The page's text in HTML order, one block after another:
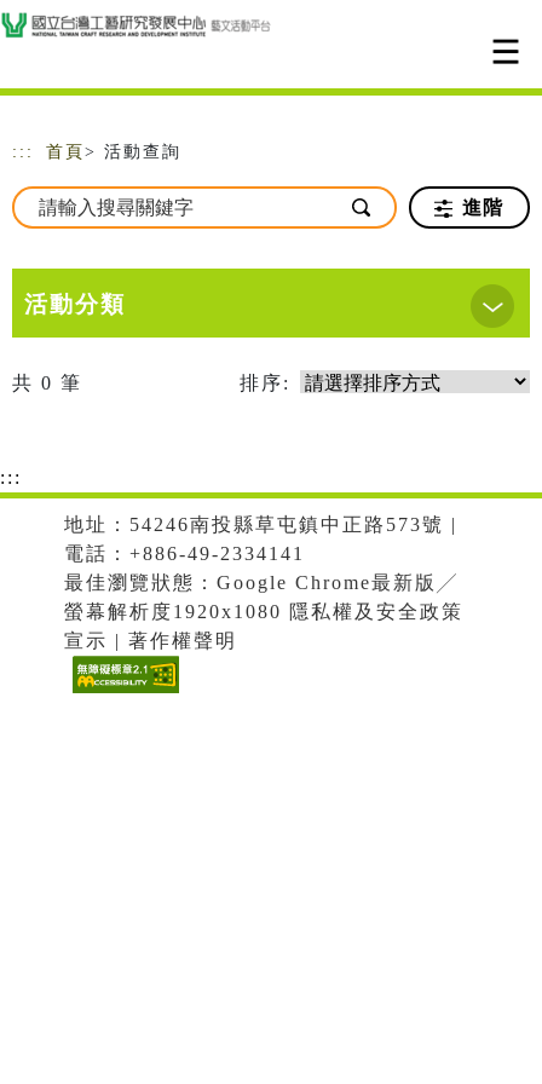
跳到主要內容
網站導覽
::: 首頁 > 活動查詢
進階
活動分類
共 0 筆 排序:
:::
地址：54246南投縣草屯鎮中正路573號 |
電話：+886-49-2334141
最佳瀏覽狀態：Google Chrome最新版╱
螢幕解析度1920x1080 隱私權及安全政策
宣示 | 著作權聲明